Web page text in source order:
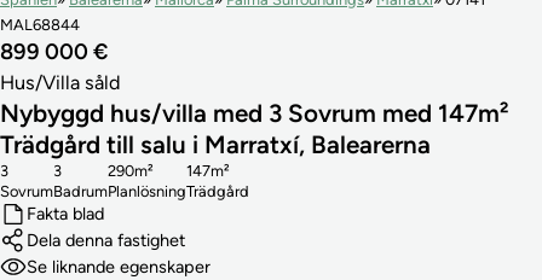
MAL68844
899 000 €
Hus/Villa såld
Nybyggd hus/villa med 3 Sovrum med 147m²
Trädgård till salu i Marratxí, Balearerna
Sovrum
3
Badrum
3
Planlösning
290m²
Trädgård
147m²
Fakta blad
Dela denna fastighet
Se liknande egenskaper